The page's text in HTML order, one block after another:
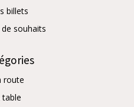
billets
souhaits
route
table